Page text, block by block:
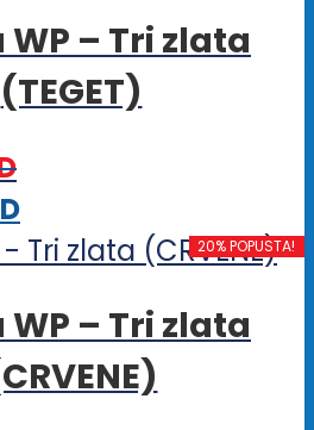
WP – Tri zlata
(TEGET)
Ovaj
proizvod
više
varijanti.
20% POPUSTA!
WP – Tri zlata